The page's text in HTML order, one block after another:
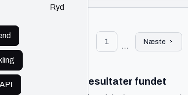
Ryd
API
1 ... Næste
Ingen resultater fundet